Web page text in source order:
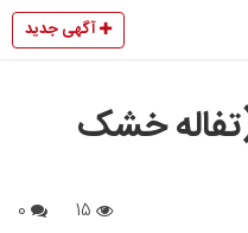
آگهی جدید
خشک